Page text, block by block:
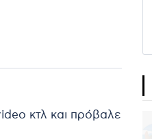
κτλ και πρόβαλε